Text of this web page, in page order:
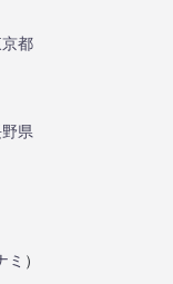
都
県
ミ ）